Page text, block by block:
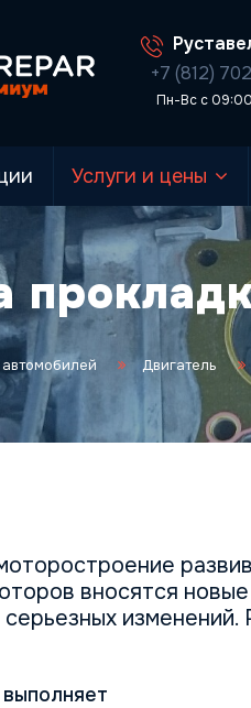
+7 (812)
Пн-Вс с
Услуги и цены
Двигатель
вносятся